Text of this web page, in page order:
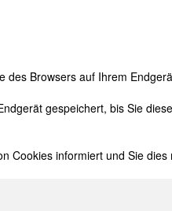
Browsers auf Ihrem
gespeichert, bis Sie
Cookies informiert und Sie